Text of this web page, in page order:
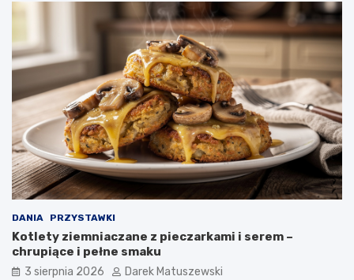
DANIA PRZYSTAWKI
Kotlety ziemniaczane z pieczarkami i serem –
chrupiące i pełne smaku
3 sierpnia 2026 Darek Matuszewski